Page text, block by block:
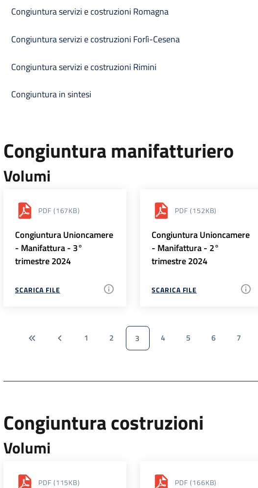
Congiuntura servizi e costruzioni Romagna
Congiuntura servizi e costruzioni Forlì-Cesena
Congiuntura servizi e costruzioni Rimini
Congiuntura in sintesi
Congiuntura manifatturiero
Volumi
PDF (167KB)
Congiuntura Unioncamere
- Manifattura - 3°
trimestre 2024
SCARICA FILE
PDF (152KB)
Congiuntura Unioncamere
- Manifattura - 2°
trimestre 2024
SCARICA FILE
1 2 3 4 5 6 7
Congiuntura costruzioni
Volumi
PDF (115KB) PDF (166KB)